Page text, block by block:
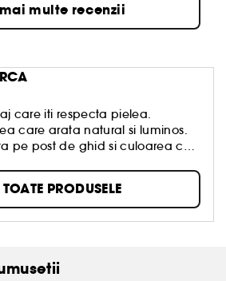
multe recenzii
care iti respecta pielea.
care arata natural si luminos.
pe post de ghid si culoarea ca
frumusetii curate
cu formule sigure care iti
pielea.
PRODUSELE